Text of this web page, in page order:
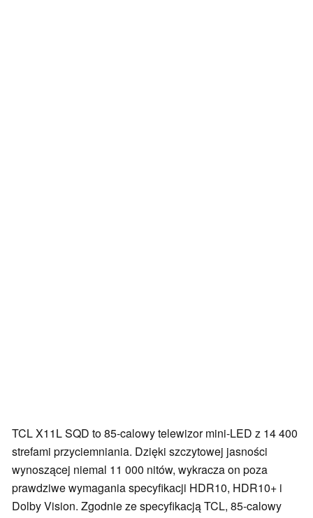
TCL X11L SQD to 85-calowy telewizor mini-LED z 14 400
strefami przyciemniania. Dzięki szczytowej jasności
wynoszącej niemal 11 000 nitów, wykracza on poza
prawdziwe wymagania specyfikacji HDR10, HDR10+ i
Dolby Vision. Zgodnie ze specyfikacją TCL, 85-calowy